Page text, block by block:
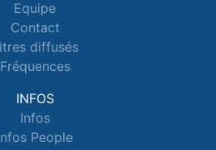
Equipe
Contact
diffusés
Fréquences
INFOS
Infos
People